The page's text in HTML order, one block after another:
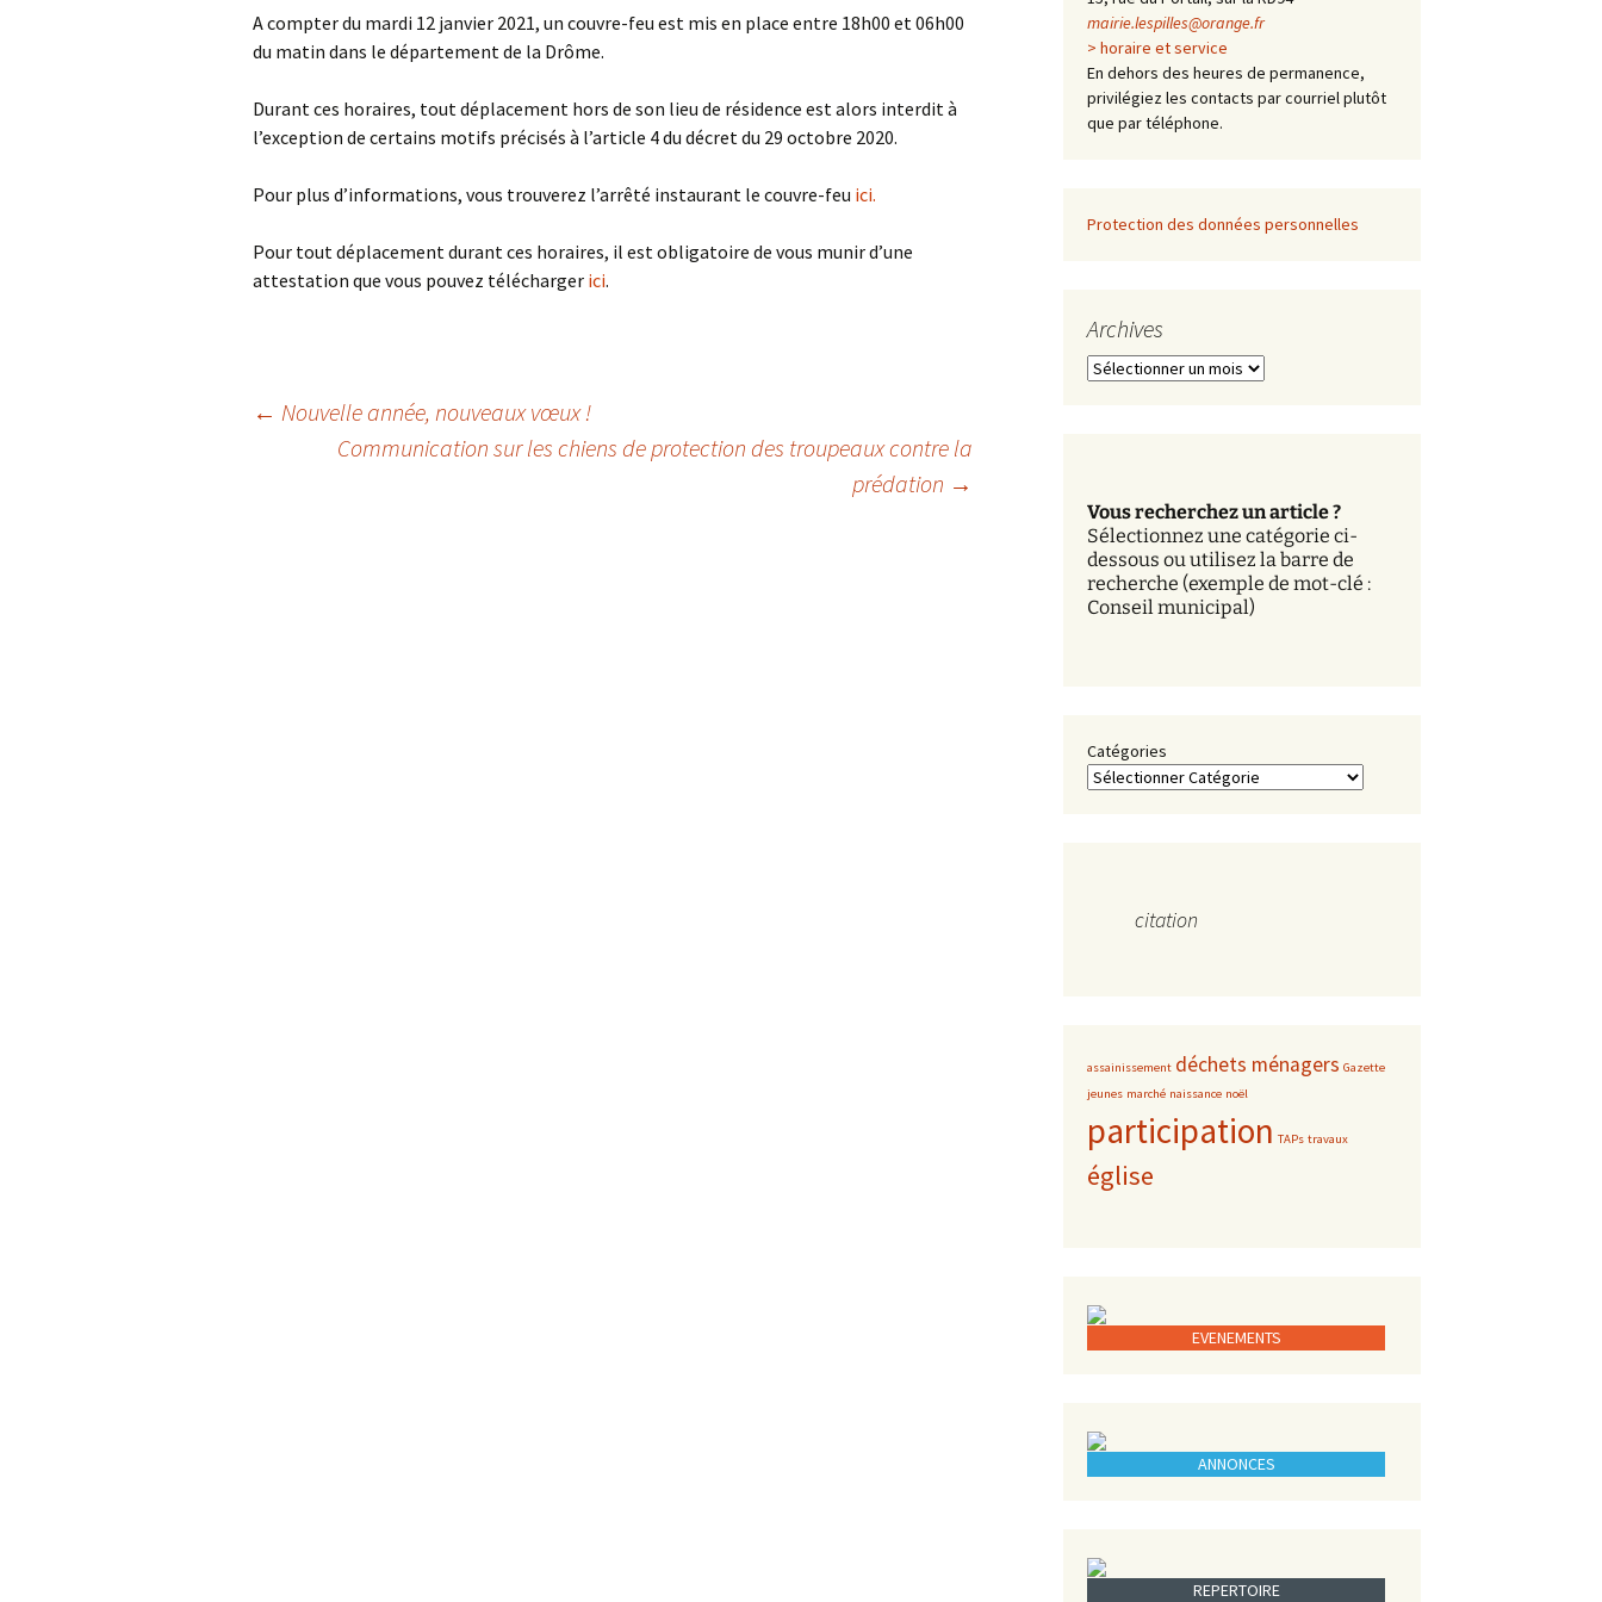
Arrêtés
Prévention
A compter du mardi 12 janvier 2021, un couvre-feu est mis en place entre 18h00 et 06h00
du matin dans le département de la Drôme.
Durant ces horaires, tout déplacement hors de son lieu de résidence est alors interdit à
l’exception de certains motifs précisés à l’article 4 du décret du 29 octobre 2020.
Pour plus d’informations, vous trouverez l’arrêté instaurant le couvre-feu ici.
Pour tout déplacement durant ces horaires, il est obligatoire de vous munir d’une
attestation que vous pouvez télécharger ici.
← Nouvelle année, nouveaux vœux !
Communication sur les chiens de protection des troupeaux contre la
prédation →
mairie.lespilles@orange.fr
> horaire et service
En dehors des heures de permanence,
privilégiez les contacts par courriel plutôt
que par téléphone.
Protection des données personnelles
Archives
A
e
s
Vous recherchez un article ?
Sélectionnez une catégorie ci-
dessous ou utilisez la barre de
recherche (exemple de mot-clé :
Conseil municipal)
Catégories
citation
assainissement déchets ménagers Gazette
jeunes marché naissance noël
participation TAPs travaux
église
EVENEMENTS
ANNONCES
REPERTOIRE